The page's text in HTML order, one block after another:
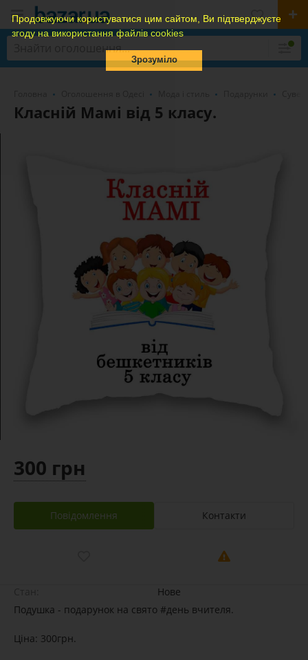
Продовжуючи користуватися цим сайтом, Ви підтверджуєте
згоду на використання файлів cookies
Зрозуміло
Класній Мамі від 5 класу.
300 грн
Повідомлення Контакти
Нове
Подушка - подарунок на свято #день вчителя.
Ціна: 300грн.